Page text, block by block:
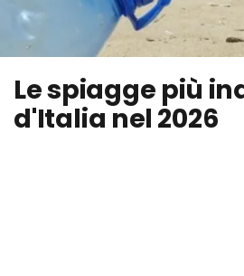
Le spiagge più
d'Italia nel 2026